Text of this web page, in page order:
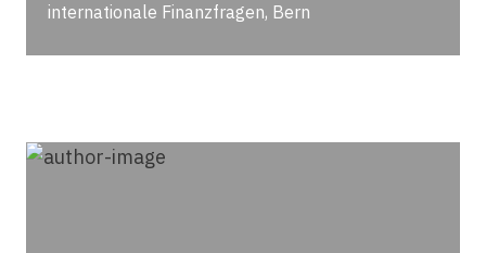
internationale Finanzfragen, Bern